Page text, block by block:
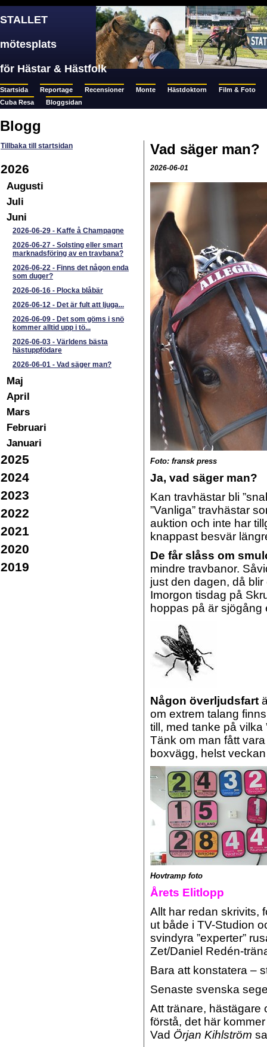
STALLET
mötesplats
för Hästar & Hästfolk
Startsida Reportage Recensioner Monte Hästdoktorn
Film & Foto
Cuba Resa
Bloggsidan
Blogg
Tillbaka till startsidan
2026
Augusti
Juli
Juni
2026-06-29 - Kaffe å Champagne
2026-06-27 - Solsting eller smart
marknadsföring av en travbana?
2026-06-22 - Finns det någon enda
som duger?
2026-06-16 - Plocka blåbär
2026-06-12 - Det är fult att ljuga...
2026-06-09 - Det som göms i snö
kommer alltid upp i tö...
2026-06-03 - Världens bästa
hästuppfödare
2026-06-01 - Vad säger man?
Maj
April
Mars
Februari
Januari
2025
2024
2023
2022
2021
2020
2019
Vad säger man?
2026-06-01
Foto: fransk press
Ja, vad säger man?
Kan travhästar bli
”Vanliga” travhästar
auktion och inte har
knappast besvär
De får slåss om
mindre travbanor.
just den dagen, då
Imorgon tisdag på
hoppas på är sjögång
Någon överljudsfart
om extrem talang
till, med tanke på vilka
Tänk om man fått
boxvägg, helst
Hovtramp foto
Årets Elitlopp
Allt har redan skrivits,
ut både i TV-Studion
svindyra ”experter”
Zet/Daniel Redén-
Bara att konstatera –
Senaste svenska
Att tränare, hästägare
förstå, det här
Vad Örjan Kihlström